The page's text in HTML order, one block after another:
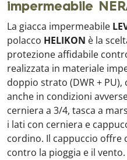
impermeabile
La giacca impermeabile
polacco HELIKON è la
protezione affidabile
realizzata in materiale
doppio strato (DWR +
anche in condizioni
cerniera a 3/4, tasca a
i lati con cerniera e
cordino. Il cappuccio offre
contro la pioggia e il vento.